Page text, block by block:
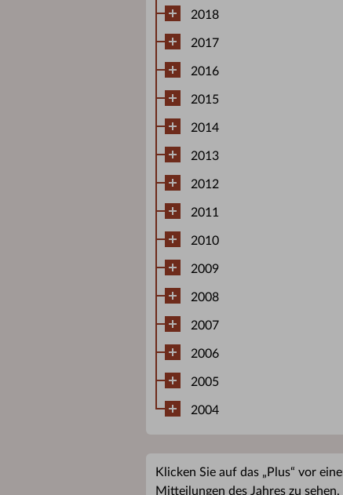
2018
2017
2016
2015
2014
2013
2012
2011
2010
2009
2008
2007
2006
2005
2004
Klicken Sie auf das „Plus“ vor
Mitteilungen des Jahres zu sehen.